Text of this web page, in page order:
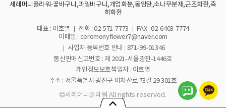
세레머니플라워-꽃바구니,과일바구니,개업화분,동양란,소나무분재,근조화환,축
하화환
대표 : 이호열 전화 : 02-571-7773
FAX : 02-6403-7774
이메일 : ceremonyflower7@naver.com
사업자 등록번호 안내 : 871-99-01346
통신판매신고번호 : 제 2021-서울광진-1446호
개인정보보호책임자 : 이호열
주소 : 서울특별시 광진구 아차산로 73길 29 301호
세레머니플라워 All rights reserved.